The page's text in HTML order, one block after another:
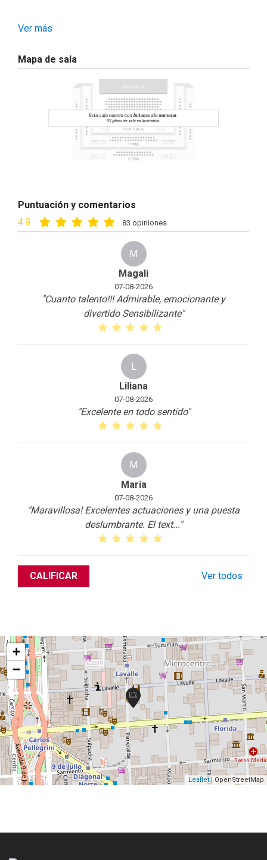
Ver más
Mapa de sala
Puntuación y comentarios
4.9
83 opiniones
M
Magali
07-08-2026
"Cuanto talento!!! Admirable, emocionante y
divertido Sensibilizante"
L
Liliana
07-08-2026
"Excelente en todo sentido"
M
Maria
07-08-2026
"Maravillosa! Excelentes actuaciones y una puesta
deslumbrante. El text..."
CALIFICAR Ver todos
+
−
Leaflet| OpenStreetMap